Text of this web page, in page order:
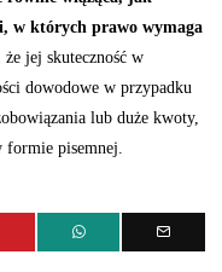
w których prawo wymaga
że jej skuteczność w
dowodowe w przypadku
lub duże kwoty,
pisemnej.